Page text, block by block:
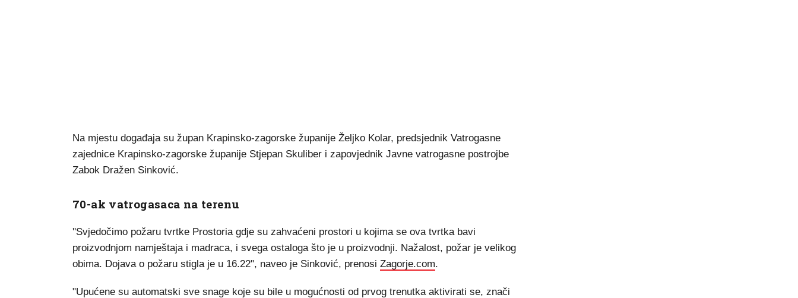
Na mjestu događaja su župan Krapinsko-zagorske županije Željko Kolar, predsjednik Vatrogasne
zajednice Krapinsko-zagorske županije Stjepan Skuliber i zapovjednik Javne vatrogasne postrojbe
Zabok Dražen Sinković.
70-ak vatrogasaca na terenu
''Svjedočimo požaru tvrtke Prostoria gdje su zahvaćeni prostori u kojima se ova tvrtka bavi
proizvodnjom namještaja i madraca, i svega ostaloga što je u proizvodnji. Nažalost, požar je velikog
obima. Dojava o požaru stigla je u 16.22", naveo je Sinković, prenosi Zagorje.com.
"Upućene su automatski sve snage koje su bile u mogućnosti od prvog trenutka aktivirati se, znači